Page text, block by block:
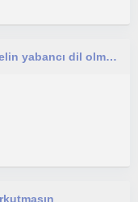
Sen de hayallerinin önündeki tek engelin yabancı dil olmasından ve bunun da en başında gelenin İngilizce olmasından bıkmadın mı